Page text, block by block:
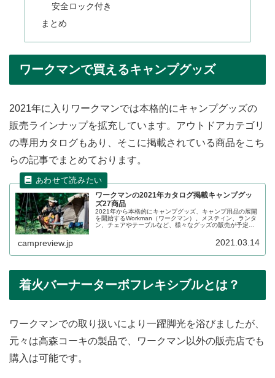
安全ロック付き
まとめ
ワークマンで買えるキャンプグッズ
2021年に入りワークマンでは本格的にキャンプグッズの
販売ラインナップを拡充しています。アウトドアカテゴリ
の専用カタログもあり、そこに掲載されている商品をこち
らの記事でまとめております。
ワークマンの2021年カタログ掲載キャンプグッ
ズ27商品
2021年から本格的にキャンプグッズ、キャンプ用品の展開
を開始するWorkman（ワークマン）。メスティン、ランタ
ン、チェアやテーブルなど、様々なグッズの販売が予定さ
campreview.jp 2021.03.14
着火バーナーターボフレキシブルとは？
ワークマンでの取り扱いにより一躍脚光を浴びましたが、
元々は高森コーキの製品で、ワークマン以外の販売店でも
購入は可能です。